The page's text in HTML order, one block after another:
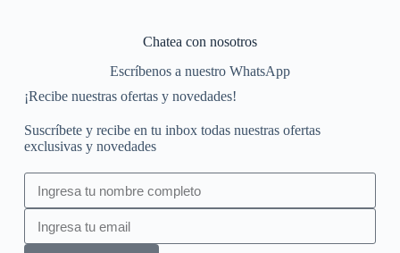
Chatea con nosotros
Escríbenos a nuestro WhatsApp
¡Recibe nuestras ofertas y novedades!
Suscríbete y recibe en tu inbox todas nuestras ofertas
exclusivas y novedades